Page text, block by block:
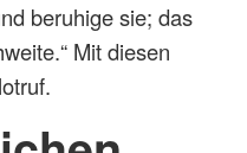
beruhige sie; das
Mit diesen